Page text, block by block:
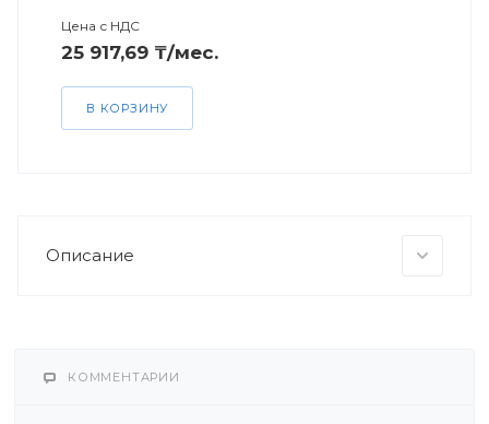
Цена с НДС
25 917,69 ₸/мес.
В КОРЗИНУ
Описание
КОММЕНТАРИИ